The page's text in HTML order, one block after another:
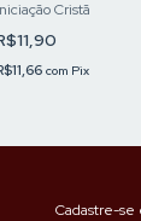
Cristã
com Pix
Cadastre-se